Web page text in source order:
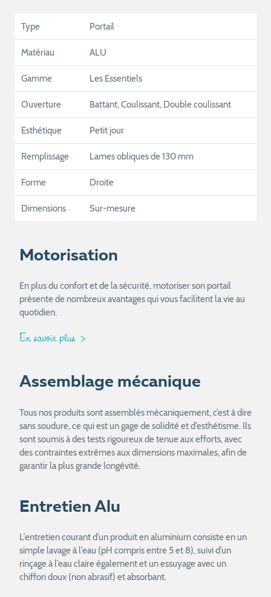
Type Portail
Matériau ALU
Gamme Les Essentiels
Ouverture Battant, Coulissant, Double coulissant
Esthétique Petit jour
Remplissage Lames obliques de 130 mm
Forme Droite
Dimensions Sur-mesure
Motorisation
En plus du confort et de la sécurité, motoriser son portail
présente de nombreux avantages qui vous facilitent la vie au
quotidien.
En savoir plus
Assemblage mécanique
Tous nos produits sont assemblés mécaniquement, c’est à dire
sans soudure, ce qui est un gage de solidité et d’esthétisme. Ils
sont soumis à des tests rigoureux de tenue aux efforts, avec
des contraintes extrêmes aux dimensions maximales, afin de
garantir la plus grande longévité.
Entretien Alu
L’entretien courant d’un produit en aluminium consiste en un
simple lavage à l’eau (pH compris entre 5 et 8), suivi d’un
rinçage à l’eau claire également et un essuyage avec un
chiffon doux (non abrasif) et absorbant.